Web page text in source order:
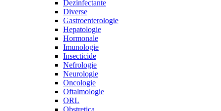
Dezinfectante
Diverse
Gastroenterologie
Hepatologie
Hormonale
Imunologie
Insecticide
Nefrologie
Neurologie
Oncologie
Oftalmologie
ORL
Obstretica